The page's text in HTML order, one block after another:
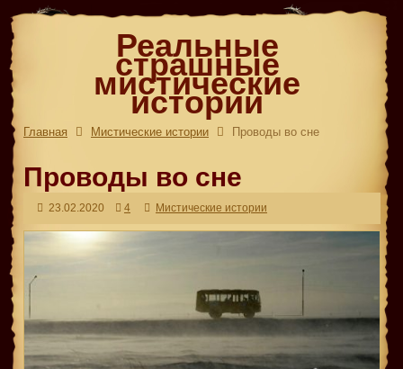
Реальные
страшные
мистические
истории
Главная Мистические истории Проводы во сне
Проводы во сне
23.02.2020 4 Мистические истории